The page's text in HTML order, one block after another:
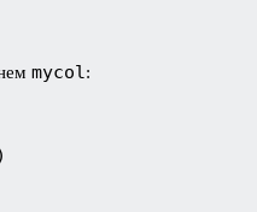
mycol: